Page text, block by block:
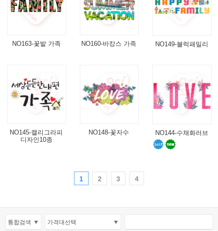
NO163-꽃밭 가족 NO160-바캉스 가족 NO149-블럭패밀리
NO145-캘리그라피
디자인10종
NO148-꽃자수 NO144-수채화러브
1 2 3 4